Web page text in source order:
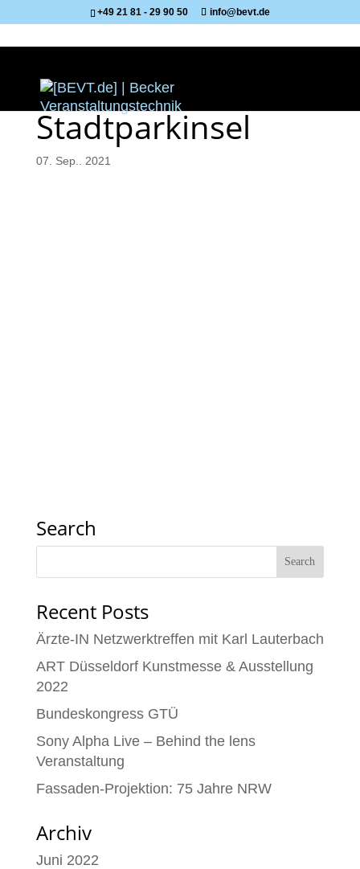
+49 21 81 - 29 90 50 info@bevt.de
Stadtparkinsel
07. Sep.. 2021
Search
Recent Posts
Ärzte-IN Netzwerktreffen mit Karl Lauterbach
ART Düsseldorf Kunstmesse & Ausstellung
2022
Bundeskongress GTÜ
Sony Alpha Live – Behind the lens
Veranstaltung
Fassaden-Projektion: 75 Jahre NRW
Archiv
Juni 2022